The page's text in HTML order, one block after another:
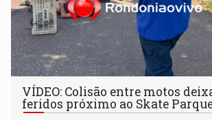
VÍDEO: Colisão entre motos
feridos próximo ao Skate